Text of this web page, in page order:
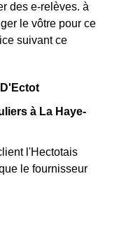
des e-relèves. à
le vôtre pour ce
suivant ce
à La Haye-
l'Hectotais
le fournisseur